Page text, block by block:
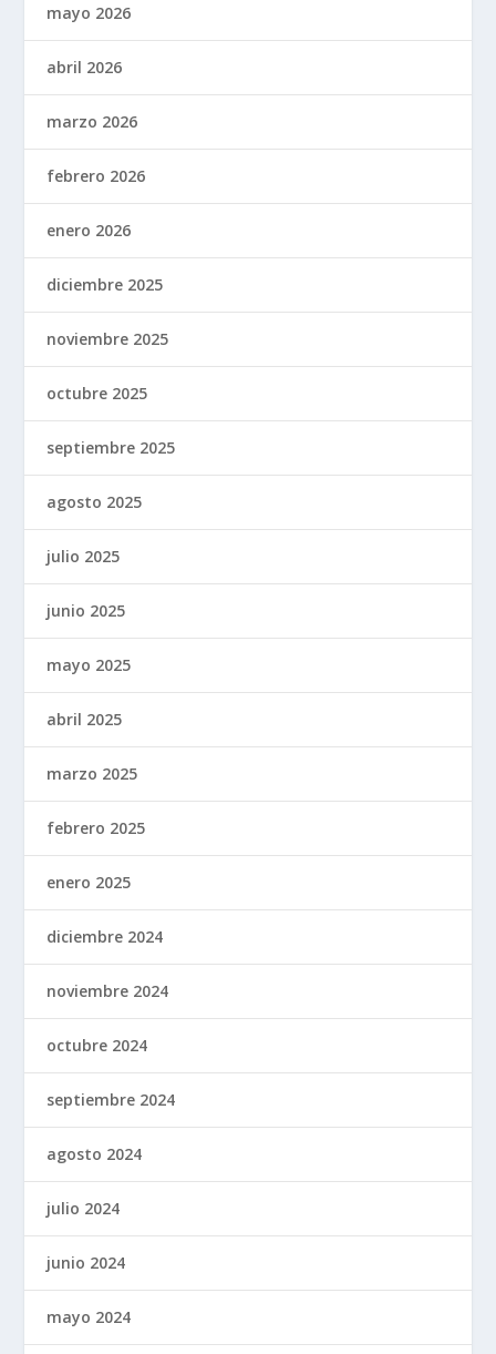
mayo 2026
abril 2026
marzo 2026
febrero 2026
enero 2026
diciembre 2025
noviembre 2025
octubre 2025
septiembre 2025
agosto 2025
julio 2025
junio 2025
mayo 2025
abril 2025
marzo 2025
febrero 2025
enero 2025
diciembre 2024
noviembre 2024
octubre 2024
septiembre 2024
agosto 2024
julio 2024
junio 2024
mayo 2024